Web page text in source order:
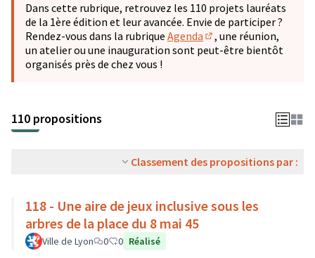
−
Dans cette rubrique, retrouvez les 110 projets lauréats
de la 1ère édition et leur avancée. Envie de participer ?
Rendez-vous dans la rubrique Agenda
(S'ouvre dans un
, une réunion,
un atelier ou une inauguration sont peut-être bientôt
organisés près de chez vous !
110 propositions
Classement des propositions par :
118 - Une aire de jeux inclusive sous les
arbres de la place du 8 mai 45
Ville de Lyon 0 0 Réalisé